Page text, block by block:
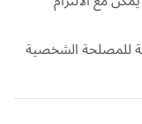
للمصلحة الشخصية